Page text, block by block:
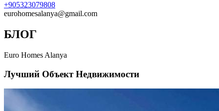
+905323079808
eurohomesalanya@gmail.com
БЛОГ
Euro Homes Alanya
Лучший Объект Недвижимости